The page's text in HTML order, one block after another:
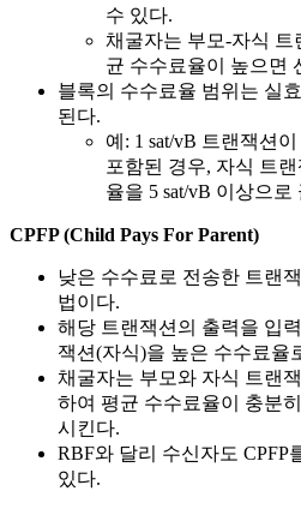
수 있다.
채굴자는 부모-자식 트
균 수수료율이 높으면
블록의 수수료율 범위는 실
된다.
예: 1 sat/vB 트랜잭션
포함된 경우, 자식 트
율을 5 sat/vB 이상으
CPFP (Child Pays For Parent)
낮은 수수료로 전송한 트랜
법이다.
해당 트랜잭션의 출력을 입
잭션(자식)을 높은 수수료율
채굴자는 부모와 자식 트랜
하여 평균 수수료율이 충분
시킨다.
RBF와 달리 수신자도 CPFP
있다.